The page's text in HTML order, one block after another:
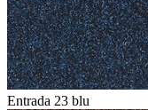
Entrada 23 blu